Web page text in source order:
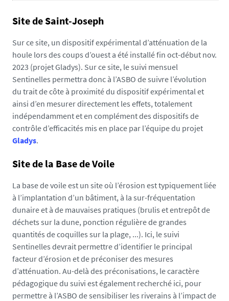
Site de Saint-Joseph
Sur ce site, un dispositif expérimental d’atténuation de la
houle lors des coups d’ouest a été installé fin oct-début nov.
2023 (projet Gladys). Sur ce site, le suivi mensuel
Sentinelles permettra donc à l’ASBO de suivre l’évolution
du trait de côte à proximité du dispositif expérimental et
ainsi d’en mesurer directement les effets, totalement
indépendamment et en complément des dispositifs de
contrôle d’efficacités mis en place par l’équipe du projet
Gladys.
Site de la Base de Voile
La base de voile est un site où l’érosion est typiquement liée
à l’implantation d’un bâtiment, à la sur-fréquentation
dunaire et à de mauvaises pratiques (brulis et entrepôt de
déchets sur la dune, ponction régulière de grandes
quantités de coquilles sur la plage, ...). Ici, le suivi
Sentinelles devrait permettre d’identifier le principal
facteur d’érosion et de préconiser des mesures
d’atténuation. Au-delà des préconisations, le caractère
pédagogique du suivi est également recherché ici, pour
permettre à l’ASBO de sensibiliser les riverains à l’impact de